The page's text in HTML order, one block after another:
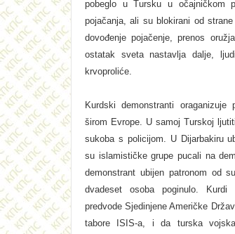
pobeglo u Tursku u očajničkom
pojačanja, ali su blokirani od
dovođenje pojačenje, prenos
ostatak sveta nastavlja dalje,
krvoproliće.
Kurdski demonstranti
širom Evrope. U samoj Turskoj
sukoba s policijom. U Dijarbakiru
su islamističke grupe pucali na
demonstrant ubijen patronom od
dvadeset osoba poginulo.
predvode Sjedinjene Američke
tabore ISIS-a, i da turska